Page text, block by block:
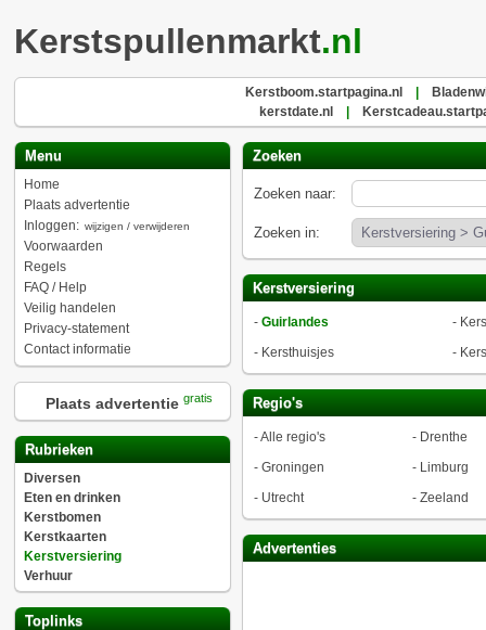
Kerstspullenmarkt.nl
Kerstboom.startpagina.nl
kerstdate.nl
Menu
Home
Plaats advertentie
Inloggen: wijzigen / verwijderen
Voorwaarden
Regels
FAQ / Help
Veilig handelen
Privacy-statement
Contact informatie
Plaats advertentie gratis
Rubrieken
Diversen
Eten en drinken
Kerstbomen
Kerstkaarten
Kerstversiering
Verhuur
Toplinks
Zoeken
Zoeken naar:
Zoeken in:
Kerstversiering
- Guirlandes -
- Kersthuisjes -
Regio's
-Alle regio's - Drenthe
- Groningen - Limburg
- Utrecht - Zeeland
Advertenties